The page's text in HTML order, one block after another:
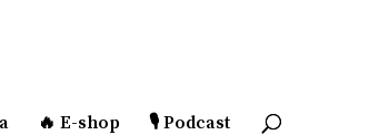
🔥 E-shop 🎙️ Podcast